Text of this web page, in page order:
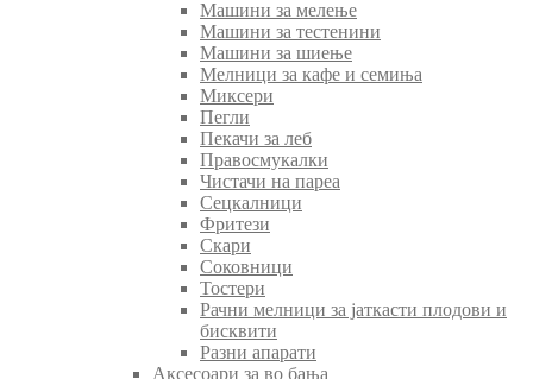
Машини за мелење
Машини за тестенини
Машини за шиење
Мелници за кафе и семиња
Миксери
Пегли
Пекачи за леб
Правосмукалки
Чистачи на пареа
Сецкалници
Фритези
Скари
Соковници
Тостери
Рачни мелници за јаткасти плодови и
бисквити
Разни апарати
Аксесоари за во бања